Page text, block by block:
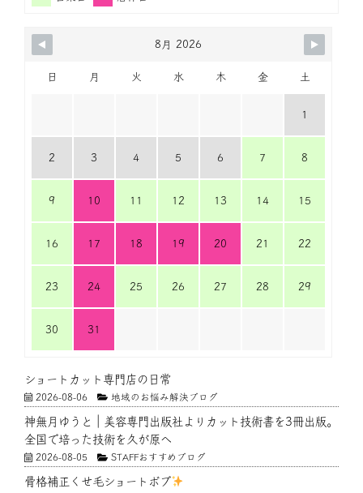
8月 2026
日 月 火 水 木 金 土
1
2 3 4 5 6 7 8
9 10 11 12 13 14 15
16 17 18 19 20 21 22
23 24 25 26 27 28 29
30 31
ショートカット専門店の日常
2026-08-06 地域のお悩み解決ブログ
神無月ゆうと｜美容専門出版社よりカット技術書を3冊出版。
全国で培った技術を久が原へ
2026-08-05 STAFFおすすめブログ
骨格補正くせ毛ショートボブ